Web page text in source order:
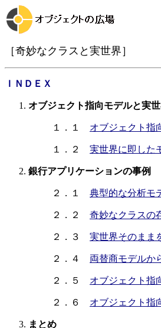
［奇妙なクラスと実世界］
ＩＮＤＥＸ
オブジェクト指向モデルと実
１．１ オブジェクト指
１．２ 実世界に即した
銀行アプリケーションの事例
２．１ 典型的な分析モ
２．２ 奇妙なクラスの
２．３ 実世界そのまま
２．４ 両替商モデルか
２．５ オブジェクト指
２．６ オブジェクト指
まとめ